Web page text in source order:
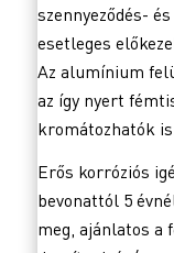
szennyeződés-
esetleges
Az alumínium
az így nyert
kromátozhatók is.
Erős korróziós
bevonattól 5
meg, ajánlatos a